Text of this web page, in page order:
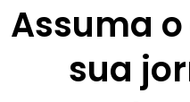
Assuma
sua